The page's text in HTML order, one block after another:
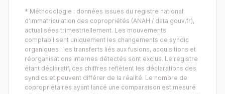
* Méthodologie : données issues du registre national
d'immatriculation des copropriétés (ANAH / data.gouv.fr),
actualisées trimestriellement. Les mouvements
comptabilisent uniquement les changements de syndic
organiques : les transferts liés aux fusions, acquisitions et
réorganisations internes détectés sont exclus. Le registre
étant déclaratif, ces chiffres reflètent les déclarations des
syndics et peuvent différer de la réalité. Le nombre de
copropriétaires ayant lancé une comparaison est mesuré